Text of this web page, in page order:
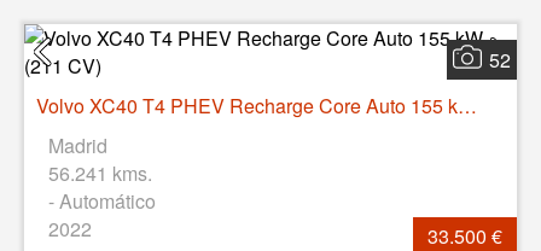
52
Volvo XC40 T4 PHEV Recharge Core Auto 155 kW (211 CV)
Madrid
56.241 kms.
- Automático
2022
33.500 €